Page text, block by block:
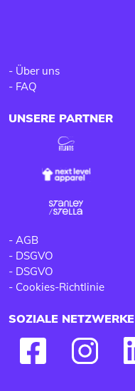
- Über uns
- FAQ
UNSERE PARTNER
- AGB
- DSGVO
- DSGVO
- Cookies-Richtlinie
SOZIALE NETZWERKE